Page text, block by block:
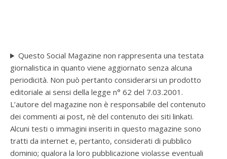
Questo Social Magazine non rappresenta una testata
giornalistica in quanto viene aggiornato senza alcuna
periodicità. Non può pertanto considerarsi un prodotto
editoriale ai sensi della legge n° 62 del 7.03.2001.
L’autore del magazine non è responsabile del contenuto
dei commenti ai post, nè del contenuto dei siti linkati.
Alcuni testi o immagini inseriti in questo magazine sono
tratti da internet e, pertanto, considerati di pubblico
dominio; qualora la loro pubblicazione violasse eventuali